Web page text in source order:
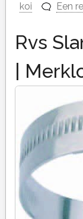
koi
Een
Rvs
|